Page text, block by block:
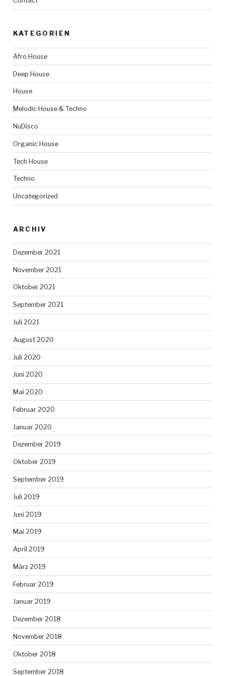
KATEGORIEN
Afro House
Deep House
House
Melodic House & Techno
NuDisco
Organic House
Tech House
Techno
Uncategorized
ARCHIV
Dezember 2021
November 2021
Oktober 2021
September 2021
Juli 2021
August 2020
Juli 2020
Juni 2020
Mai 2020
Februar 2020
Januar 2020
Dezember 2019
Oktober 2019
September 2019
Juli 2019
Juni 2019
Mai 2019
April 2019
März 2019
Februar 2019
Januar 2019
Dezember 2018
November 2018
Oktober 2018
September 2018